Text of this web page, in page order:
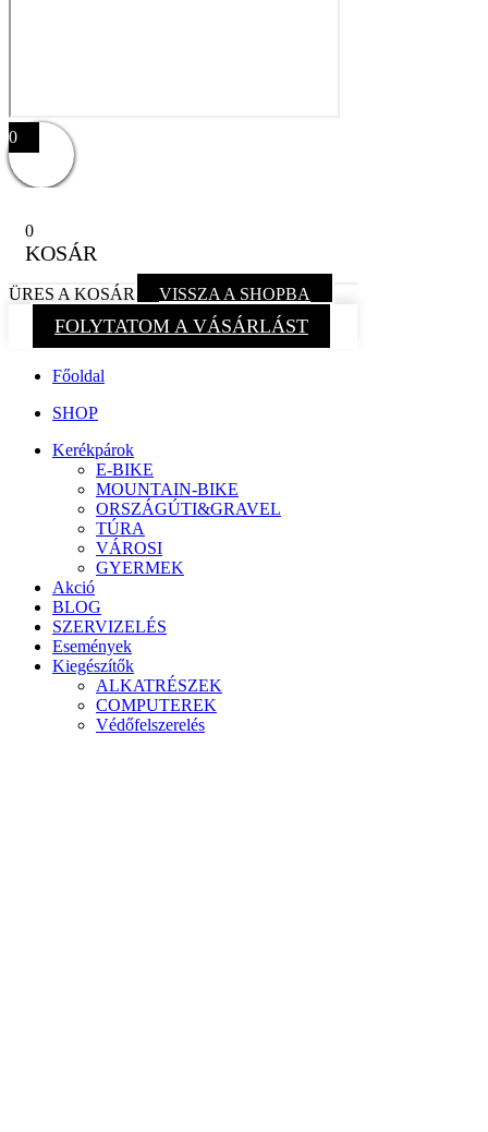
0
0
KOSÁR
ÜRES A KOSÁR VISSZA A SHOPBA
FOLYTATOM A VÁSÁRLÁST
Főoldal
SHOP
Kerékpárok
E-BIKE
MOUNTAIN-BIKE
ORSZÁGÚTI&GRAVEL
TÚRA
VÁROSI
GYERMEK
Akció
BLOG
SZERVIZELÉS
Események
Kiegészítők
ALKATRÉSZEK
COMPUTEREK
Védőfelszerelés